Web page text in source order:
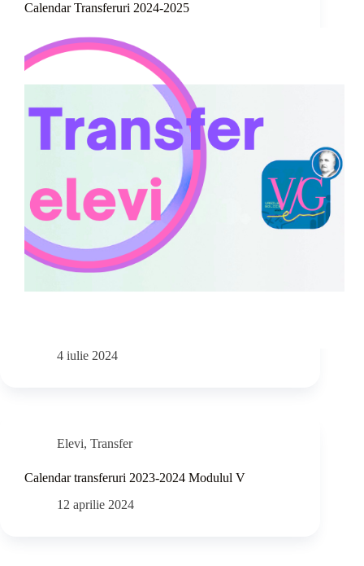
Calendar Transferuri 2024-2025
4 iulie 2024
Elevi, Transfer
Calendar transferuri 2023-2024 Modulul V
12 aprilie 2024